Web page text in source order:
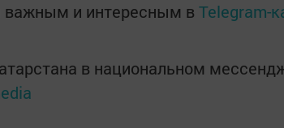
и интересным в Telegram-
в национальном